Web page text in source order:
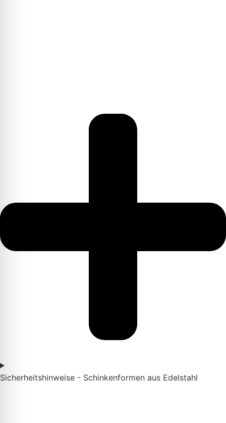
Sicherheitshinweise - Schinkenformen aus Edelstahl